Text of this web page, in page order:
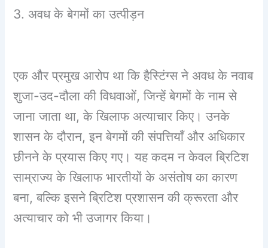
3. अवध के बेगमों का उत्पीड़न
एक और प्रमुख आरोप था कि हैस्टिंग्स ने अवध के नवाब
शुजा-उद-दौला की विधवाओं, जिन्हें बेगमों के नाम से
जाना जाता था, के खिलाफ अत्याचार किए। उनके
शासन के दौरान, इन बेगमों की संपत्तियाँ और अधिकार
छीनने के प्रयास किए गए। यह कदम न केवल ब्रिटिश
साम्राज्य के खिलाफ भारतीयों के असंतोष का कारण
बना, बल्कि इसने ब्रिटिश प्रशासन की क्रूरता और
अत्याचार को भी उजागर किया।